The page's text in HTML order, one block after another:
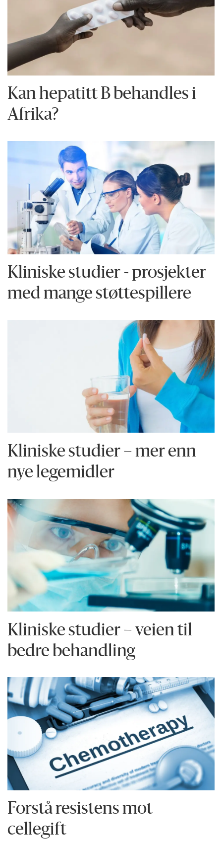
Kan hepatitt B behandles i
Afrika?
Kliniske studier - prosjekter
med mange støttespillere
Kliniske studier – mer enn
nye legemidler
Kliniske studier – veien til
bedre behandling
Forstå resistens mot
cellegift